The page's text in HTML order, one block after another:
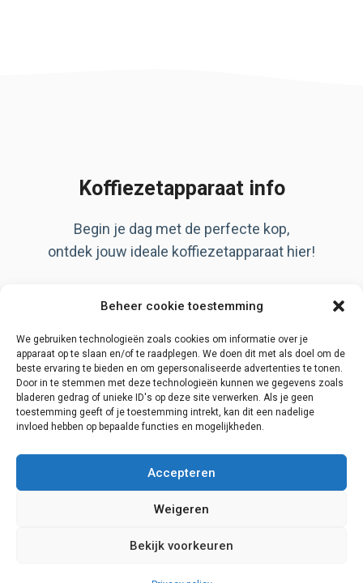
Beheer cookie toestemming
We gebruiken technologieën zoals cookies om informatie over je
apparaat op te slaan en/of te raadplegen. We doen dit met als doel om de
beste ervaring te bieden en om gepersonaliseerde advertenties te tonen.
Door in te stemmen met deze technologieën kunnen we gegevens zoals
bladeren gedrag of unieke ID's op deze site verwerken. Als je geen
toestemming geeft of je toestemming intrekt, kan dit een nadelige
invloed hebben op bepaalde functies en mogelijkheden.
Accepteren
Weigeren
Bekijk voorkeuren
Koffiezetapparaat info
Begin je dag met de perfecte kop,
ontdek jouw ideale koffiezetapparaat hier!
Privacy Policy
Disclaimer
Contact
Begin zoektocht
© 2026 Koffiezetapparaat info• Gebouwd met